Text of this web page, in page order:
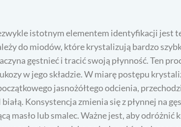
istotnym elementem identyfikacji jest
do miodów, które krystalizują bardzo
gęstnieć i tracić swoją płynność. Ten
w jego składzie. W miarę postępu
jasnożółtego odcienia,
Konsystencja zmienia się z płynnej na
masło lub smalec. Ważne jest, aby